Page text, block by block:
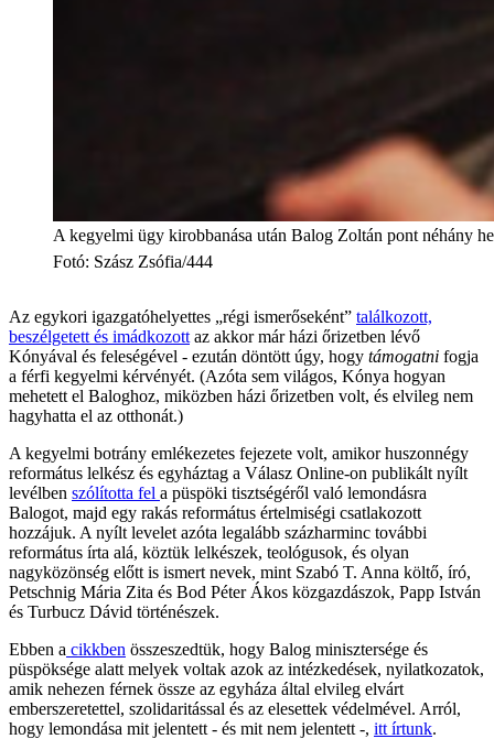
A kegyelmi ügy kirobbanása után Balog Zoltán pont néhány
Fotó: Szász Zsófia/444
Az egykori igazgatóhelyettes „régi ismerőseként” találkozott,
beszélgetett és imádkozott az akkor már házi őrizetben lévő
Kónyával és feleségével - ezután döntött úgy, hogy támogatni fogja
a férfi kegyelmi kérvényét. (Azóta sem világos, Kónya hogyan
mehetett el Baloghoz, miközben házi őrizetben volt, és elvileg nem
hagyhatta el az otthonát.)
A kegyelmi botrány emlékezetes fejezete volt, amikor huszonnégy
református lelkész és egyháztag a Válasz Online-on publikált nyílt
levélben szólította fel a püspöki tisztségéről való lemondásra
Balogot, majd egy rakás református értelmiségi csatlakozott
hozzájuk. A nyílt levelet azóta legalább százharminc további
református írta alá, köztük lelkészek, teológusok, és olyan
nagyközönség előtt is ismert nevek, mint Szabó T. Anna költő, író,
Petschnig Mária Zita és Bod Péter Ákos közgazdászok, Papp István
és Turbucz Dávid történészek.
Ebben a cikkben összeszedtük, hogy Balog minisztersége és
püspöksége alatt melyek voltak azok az intézkedések, nyilatkozatok,
amik nehezen férnek össze az egyháza által elvileg elvárt
emberszeretettel, szolidaritással és az elesettek védelmével. Arról,
hogy lemondása mit jelentett - és mit nem jelentett -, itt írtunk.